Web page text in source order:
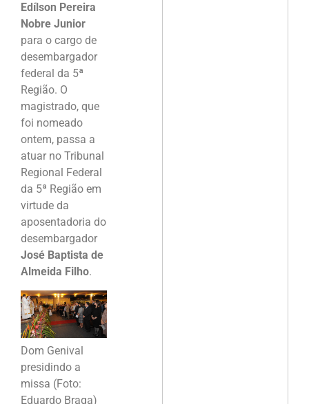
Edílson Pereira
Nobre Junior
para o cargo de
desembargador
federal da 5ª
Região. O
magistrado, que
foi nomeado
ontem, passa a
atuar no Tribunal
Regional Federal
da 5ª Região em
virtude da
aposentadoria do
desembargador
José Baptista de
Almeida Filho.
Dom Genival
presidindo a
missa (Foto:
Eduardo Braga)